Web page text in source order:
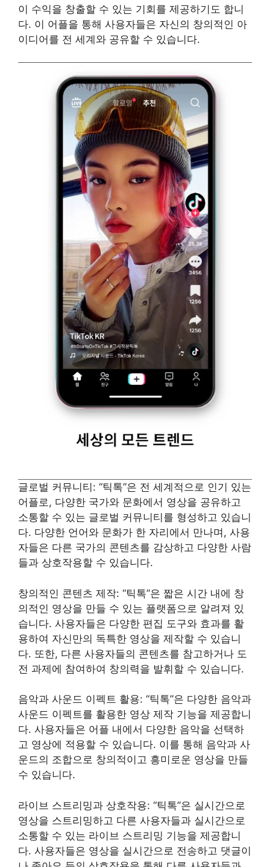
이 수익을 창출할 수 있는 기회를 제공하기도 합니
다. 이 어플을 통해 사용자들은 자신의 창의적인 아
이디어를 전 세계와 공유할 수 있습니다.
글로벌 커뮤니티: “틱톡”은 전 세계적으로 인기 있는
어플로, 다양한 국가와 문화에서 영상을 공유하고
소통할 수 있는 글로벌 커뮤니티를 형성하고 있습니
다. 다양한 언어와 문화가 한 자리에서 만나며, 사용
자들은 다른 국가의 콘텐츠를 감상하고 다양한 사람
들과 상호작용할 수 있습니다.
창의적인 콘텐츠 제작: “틱톡”은 짧은 시간 내에 창
의적인 영상을 만들 수 있는 플랫폼으로 알려져 있
습니다. 사용자들은 다양한 편집 도구와 효과를 활
용하여 자신만의 독특한 영상을 제작할 수 있습니
다. 또한, 다른 사용자들의 콘텐츠를 참고하거나 도
전 과제에 참여하여 창의력을 발휘할 수 있습니다.
음악과 사운드 이펙트 활용: “틱톡”은 다양한 음악과
사운드 이펙트를 활용한 영상 제작 기능을 제공합니
다. 사용자들은 어플 내에서 다양한 음악을 선택하
고 영상에 적용할 수 있습니다. 이를 통해 음악과 사
운드의 조합으로 창의적이고 흥미로운 영상을 만들
수 있습니다.
라이브 스트리밍과 상호작용: “틱톡”은 실시간으로
영상을 스트리밍하고 다른 사용자들과 실시간으로
소통할 수 있는 라이브 스트리밍 기능을 제공합니
다. 사용자들은 영상을 실시간으로 전송하고 댓글이